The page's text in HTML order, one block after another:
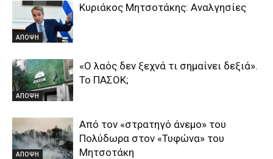
ΑΠΟΨΗ
Κυριάκος Μητσοτάκης: Αναλγησίες
ΑΠΟΨΗ
«Ο λαός δεν ξεχνά τι σημαίνει δεξιά».
Το ΠΑΣΟΚ;
ΑΠΟΨΗ
Από τον «στρατηγό άνεμο» του
Πολύδωρα στον «Τυφώνα» του
Μητσοτάκη